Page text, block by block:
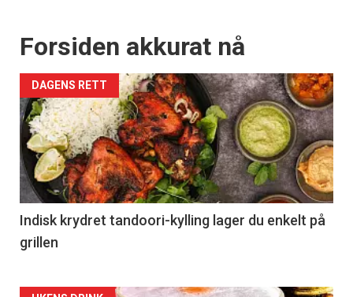
Forsiden akkurat nå
DAGENS RETT
Indisk krydret tandoori-kylling lager du enkelt på
grillen